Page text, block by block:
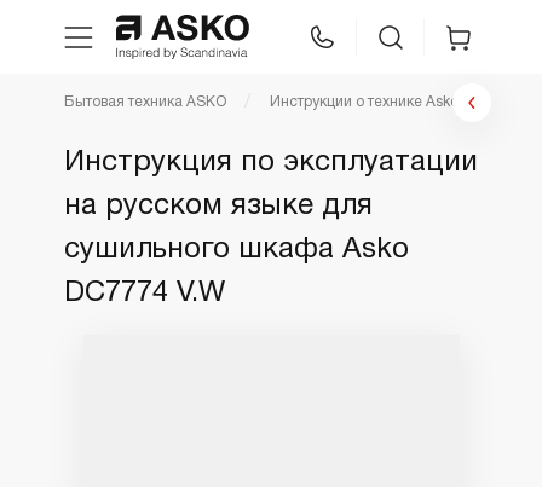
Техника для кухни
Уход за бельем
Бытовая техника ASKO Инструкции о технике Asko
Инструкция по эксплуатации
на русском языке для
сушильного шкафа Asko
DC7774 V.W